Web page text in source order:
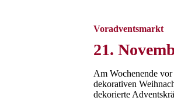
Voradventsmarkt
21.
Am Wochenende
dekorativen
dekorierte